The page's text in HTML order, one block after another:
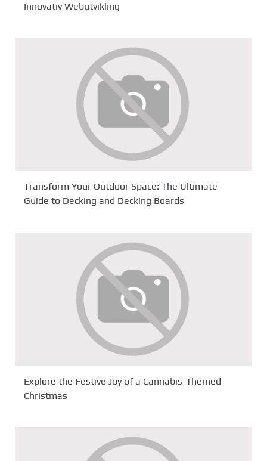
Innovativ Webutvikling
Transform Your Outdoor Space: The Ultimate
Guide to Decking and Decking Boards
Explore the Festive Joy of a Cannabis-Themed
Christmas